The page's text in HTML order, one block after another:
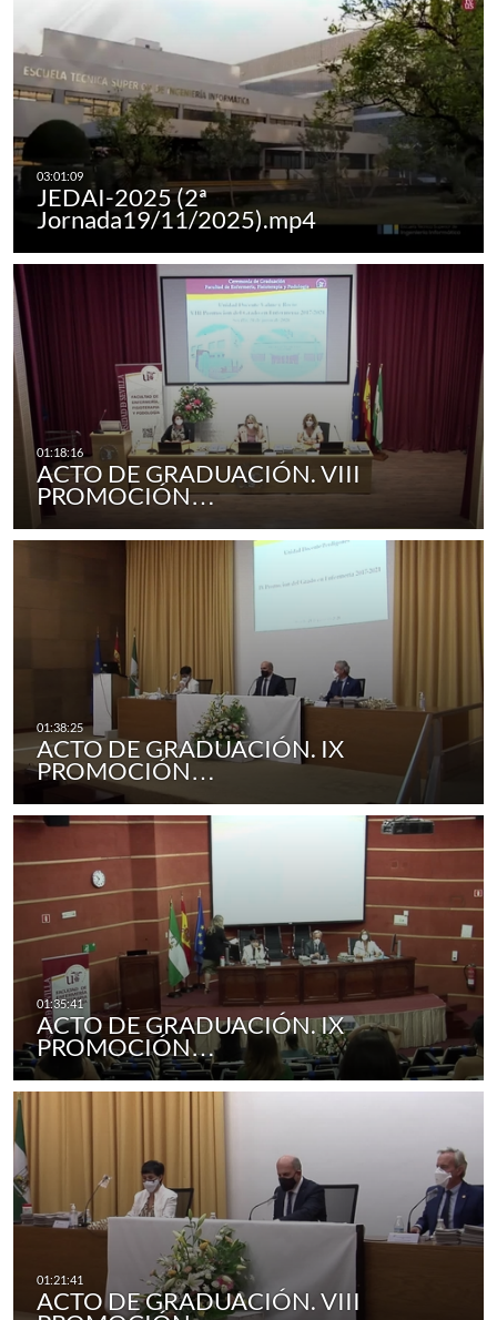
JEDAI-2025 (2ª
Jornada19/11/2025).mp4
ACTO DE GRADUACIÓN. VIII
PROMOCIÓN…
ACTO DE GRADUACIÓN. IX
PROMOCIÓN…
ACTO DE GRADUACIÓN. IX
PROMOCIÓN…
ACTO DE GRADUACIÓN. VIII